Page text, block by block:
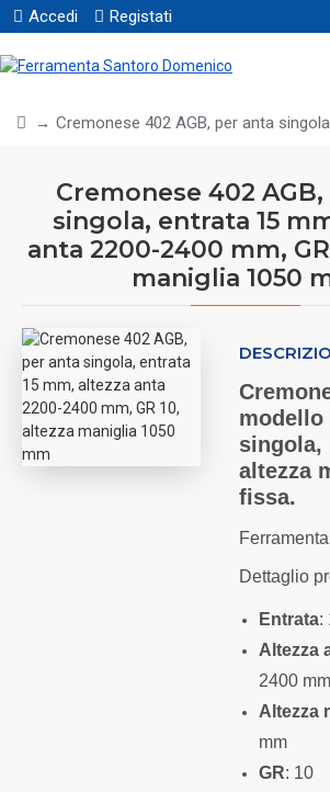
Accedi Registati
Cremonese 402 AGB, per anta
Cremonese 402
singola, entrata 15
anta 2200-2400 mm,
maniglia 1050
modello
singola,
altezza
fissa.
Dettaglio
Entrata:
Altezza
2400 mm
Altezza
mm
GR: 10